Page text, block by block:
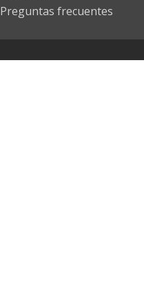
Preguntas frecuentes